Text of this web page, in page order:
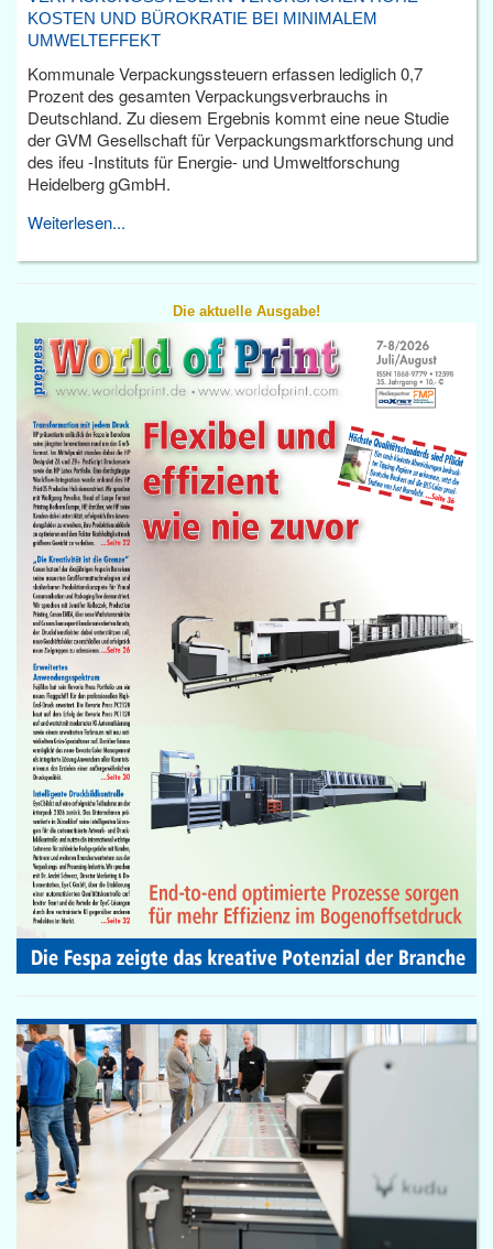
KOSTEN UND BÜROKRATIE BEI MINIMALEM
UMWELTEFFEKT
Kommunale Verpackungssteuern erfassen lediglich 0,7
Prozent des gesamten Verpackungsverbrauchs in
Deutschland. Zu diesem Ergebnis kommt eine neue Studie
der GVM Gesellschaft für Verpackungsmarktforschung und
des ifeu -Instituts für Energie- und Umweltforschung
Heidelberg gGmbH.
Weiterlesen...
Die aktuelle Ausgabe!